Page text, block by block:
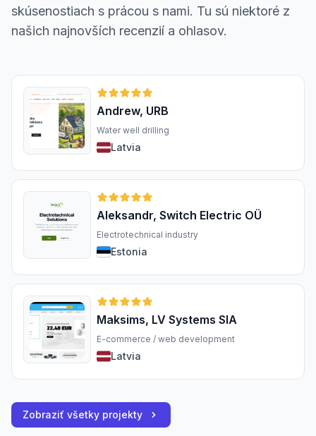
skúsenostiach s prácou s nami. Tu sú niektoré z
našich najnovších recenzií a ohlasov.
Andrew, URB
Water well drilling
Latvia
Aleksandr, Switch Electric OÜ
Electrotechnical industry
Estonia
Maksims, LV Systems SIA
E-commerce / web development
Latvia
Zobraziť všetky projekty